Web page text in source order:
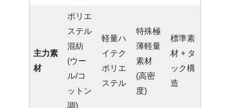
主力素
材
ポリエ
ステル
混紡
(ウー
ル/コ
ットン
調)
軽量ハ
イテク
ポリエ
ステル
特殊極
薄軽量
素材
(高密
度)
標準素
材 + タ
ック構
造